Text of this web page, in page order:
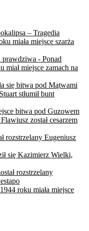
– Tragedia
miała miejsce szarża
- Ponad
miał miejsce zamach na
się bitwa pod Mątwami
stłumił bunt
bitwa pod Guzowem
został cesarzem
rozstrzelany Eugeniusz
się Kazimierz Wielki,
rozstrzelany
roku miała miejsce